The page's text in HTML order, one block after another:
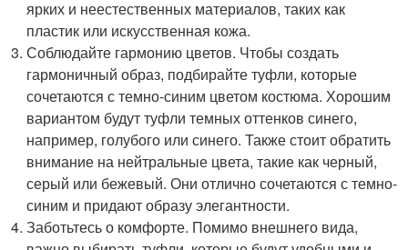
ярких и неестественных материалов, таких как
пластик или искусственная кожа.
Соблюдайте гармонию цветов. Чтобы создать
гармоничный образ, подбирайте туфли, которые
сочетаются с темно-синим цветом костюма. Хорошим
вариантом будут туфли темных оттенков синего,
например, голубого или синего. Также стоит обратить
внимание на нейтральные цвета, такие как черный,
серый или бежевый. Они отлично сочетаются с темно-
синим и придают образу элегантности.
Заботьтесь о комфорте. Помимо внешнего вида,